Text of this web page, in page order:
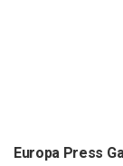
Europa Press